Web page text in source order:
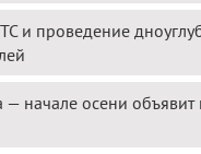
и проведение
начале осени объявит